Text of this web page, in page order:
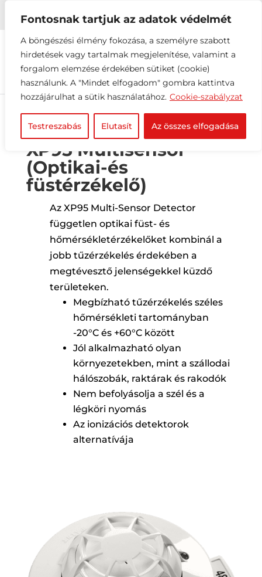
Fontosnak tartjuk az adatok védelmét
A böngészési élmény fokozása, a személyre szabott
hirdetések vagy tartalmak megjelenítése, valamint a
forgalom elemzése érdekében sütiket (cookie)
használunk. A "Mindet elfogadom" gombra kattintva
hozzájárulhat a sütik használatához. Cookie-szabályzat
Testreszabás Elutasít Az összes elfogadása
 +36 1 216 2612 info@elektrovill.hu
XP95 Multisensor
(Optikai-és
füstérzékelő)
Az XP95 Multi-Sensor Detector
független optikai füst- és
hőmérsékletérzékelőket kombinál a
jobb tűzérzékelés érdekében a
megtévesztő jelenségekkel küzdő
területeken.
Megbízható tűzérzékelés széles
hőmérsékleti tartományban
-20°C és +60°C között
Jól alkalmazható olyan
környezetekben, mint a szállodai
hálószobák, raktárak és rakodók
Nem befolyásolja a szél és a
légköri nyomás
Az ionizációs detektorok
alternatívája